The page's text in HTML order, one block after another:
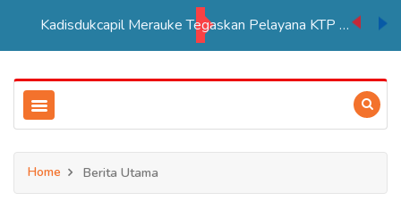
Kadisdukcapil Merauke Tegaskan Pelayana KTP Sesuai SOP
Home Berita Utama